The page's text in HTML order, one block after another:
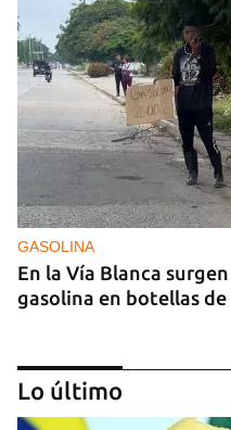
GASOLINA
En la Vía Blanca
gasolina en botellas
Lo último